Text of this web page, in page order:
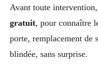
Avant toute
gratuit, pour connaître
porte, remplacement de
blindée, sans surprise.